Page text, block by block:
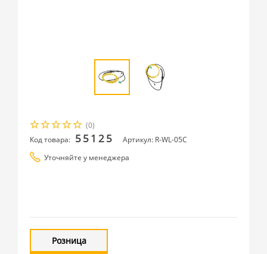
(0)
Код товара: 55125
Артикул: R-WL-05C
Уточняйте у менеджера
Розница